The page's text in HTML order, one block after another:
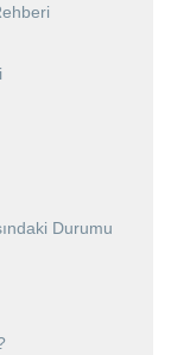
Durumu